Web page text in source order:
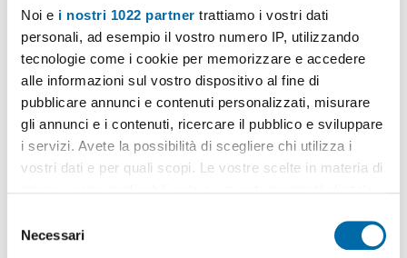
Noi e i nostri 1022 partner trattiamo i vostri dati
personali, ad esempio il vostro numero IP, utilizzando
tecnologie come i cookie per memorizzare e accedere
alle informazioni sul vostro dispositivo al fine di
pubblicare annunci e contenuti personalizzati, misurare
gli annunci e i contenuti, ricercare il pubblico e sviluppare
i servizi. Avete la possibilità di scegliere chi utilizza i
vostri dati e per quali scopi. Le vostre scelte in materia di
modificare o revocare il proprio consenso in qualsiasi
momento dalla Dichiarazione sui cookie o facendo clic
Necessari
Viale Papiniano,Bocconi, C.soItalia,Ticinese, Corso Genova,
Milano
Contatta